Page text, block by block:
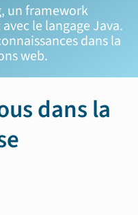
un framework
le langage Java.
dans la
web.
dans la